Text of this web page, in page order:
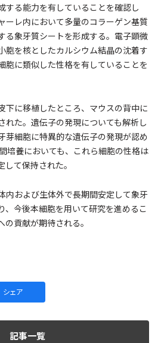
する能力を有していることを確認し
ーレ内において多量のコラーゲン基質
る象牙質シートを形成する。電子顕微
胞を核としたカルシウム結晶の沈着す
胞に類似した性格を有していることを
下に移植したところ、マウスの背中に
れた。遺伝子の発現についても解析し
芽細胞に特異的な遺伝子の発現が認め
培養においても、これら細胞の性格は
て保持された。
内および生体外で長期間安定して象牙
、今後本細胞を用いて研究を進めるこ
貢献が期待される。
シェア
記事一覧